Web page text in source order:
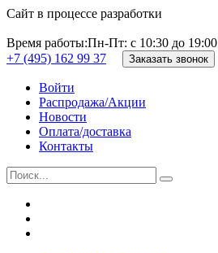
Сайт в процессе разработки
Время работы:Пн-Пт: с 10:30 до 19:00
+7 (495) 162 99 37
Заказать звонок
Войти
Распродажа/Акции
Новости
Оплата/доставка
Контакты